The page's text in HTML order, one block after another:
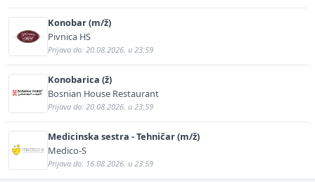
Konobar (m/ž)
Pivnica HS
Prijava do: 20.08.2026. u 23:59
Konobarica (ž)
Bosnian House Restaurant
Prijava do: 20.08.2026. u 23:59
Medicinska sestra - Tehničar (m/ž)
Medico-S
Prijava do: 16.08.2026. u 23:59